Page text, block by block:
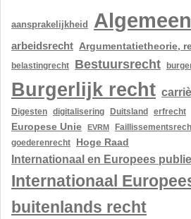
aansprakelijkheid
arbeidsrecht Argumentatietheorie,
belastingrecht Bestuursrecht
Burgerlijk recht
Digesten
digitalisering Duitsland erfrecht
Europese Unie EVRM
goederenrecht
Hoge Raad
Internationaal en Europees
Internationaal
buitenlands recht